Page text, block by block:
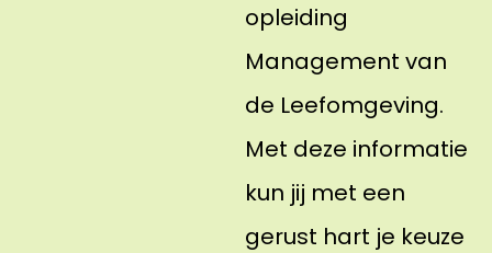
opleiding
Management van
de Leefomgeving.
Met deze informatie
kun jij met een
gerust hart je keuze